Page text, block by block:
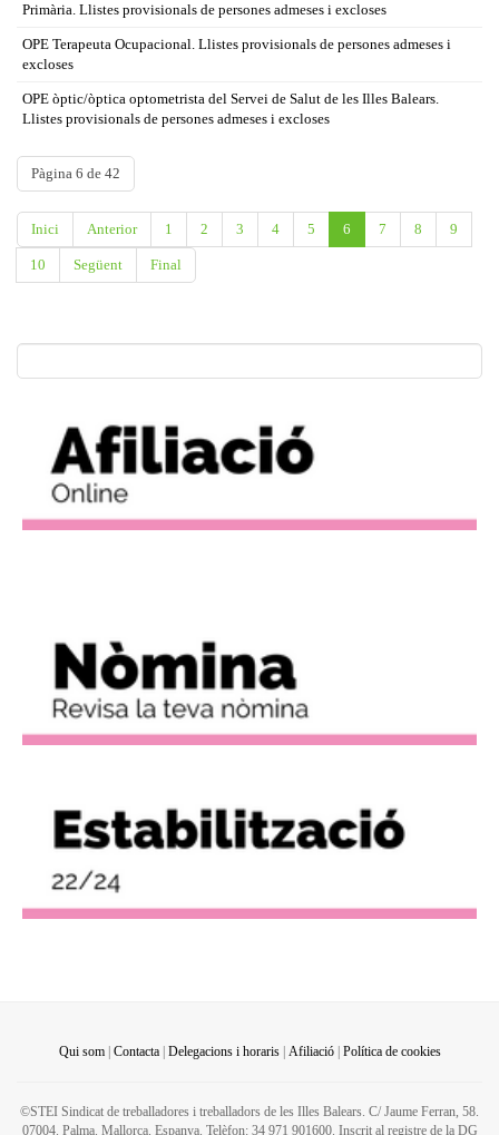
Primària. Llistes provisionals de persones admeses i excloses
OPE Terapeuta Ocupacional. Llistes provisionals de persones admeses i
excloses
OPE òptic/òptica optometrista del Servei de Salut de les Illes Balears.
Llistes provisionals de persones admeses i excloses
Pàgina 6 de 42
Inici Anterior 1 2 3 4 5 6 7 8 9
10 Següent Final
Qui som| Contacta| Delegacions i horaris| Afiliació| Política de cookies
©STEI Sindicat de treballadores i treballadors de les Illes Balears. C/ Jaume Ferran, 58.
07004. Palma. Mallorca. Espanya. Telèfon: 34 971 901600. Inscrit al registre de la DG